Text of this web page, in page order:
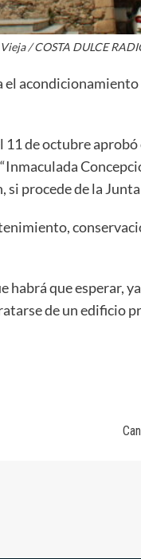
/ COSTA DULCE
de octubre
si procede de la
que esperar,
de un edificio